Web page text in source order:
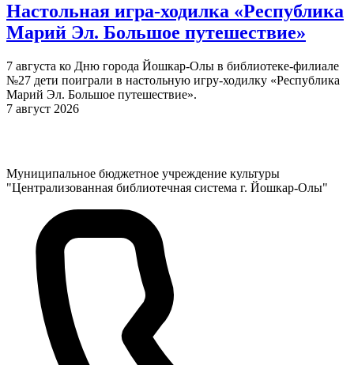
Настольная игра-ходилка «Республика
Марий Эл. Большое путешествие»
7 августа ко Дню города Йошкар-Олы в библиотеке-филиале
№27 дети поиграли в настольную игру-ходилку «Республика
Марий Эл. Большое путешествие».
7 август 2026
Муниципальное бюджетное учреждение культуры
"Централизованная библиотечная система г. Йошкар-Олы"